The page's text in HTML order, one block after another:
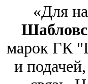
«Для
марок ГК
и